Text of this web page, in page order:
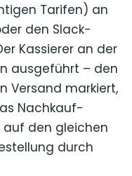
Tarifen) an
den Slack-
Kassierer an der
ausgeführt – den
Versand markiert,
Nachkauf-
auf den gleichen
durch